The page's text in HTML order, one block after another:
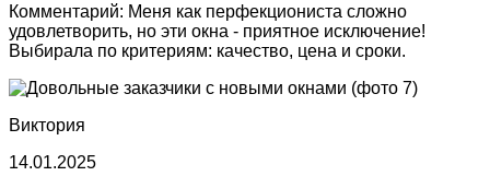
Комментарий: Меня как перфекциониста сложно
удовлетворить, но эти окна - приятное исключение!
Выбирала по критериям: качество, цена и сроки.
Виктория
14.01.2025